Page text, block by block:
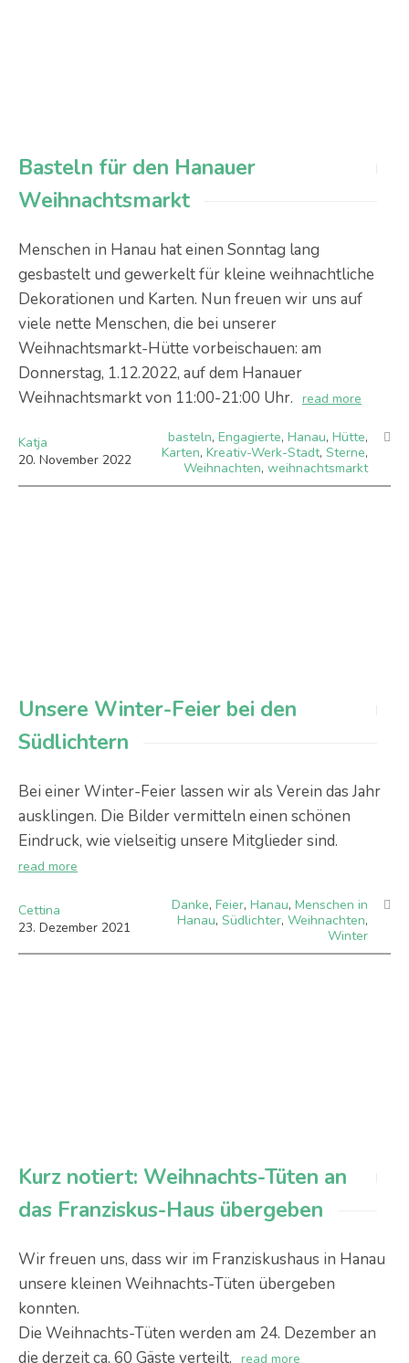
Basteln für den Hanauer
Weihnachtsmarkt
Menschen in Hanau hat einen Sonntag lang
gesbastelt und gewerkelt für kleine weihnachtliche
Dekorationen und Karten. Nun freuen wir uns auf
viele nette Menschen, die bei unserer
Weihnachtsmarkt-Hütte vorbeischauen: am
Donnerstag, 1.12.2022, auf dem Hanauer
Weihnachtsmarkt von 11:00-21:00 Uhr. read more
Katja
20. November 2022
basteln, Engagierte, Hanau, Hütte,
Karten, Kreativ-Werk-Stadt, Sterne,
Weihnachten, weihnachtsmarkt
Unsere Winter-Feier bei den
Südlichtern
Bei einer Winter-Feier lassen wir als Verein das Jahr
ausklingen. Die Bilder vermitteln einen schönen
Eindruck, wie vielseitig unsere Mitglieder sind.
read more
Cettina
23. Dezember 2021
Danke, Feier, Hanau, Menschen in
Hanau, Südlichter, Weihnachten,
Winter
Kurz notiert: Weihnachts-Tüten an
das Franziskus-Haus übergeben
Wir freuen uns, dass wir im Franziskushaus in Hanau
unsere kleinen Weihnachts-Tüten übergeben
konnten.
Die Weihnachts-Tüten werden am 24. Dezember an
die derzeit ca. 60 Gäste verteilt. read more